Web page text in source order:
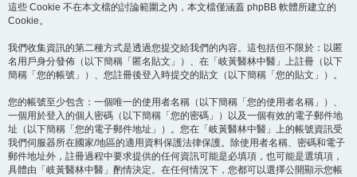
這些 Cookie 不在本文檔的討論範圍之內，本文檔僅涵蓋 phpBB 軟體所建立的
Cookie。
我們收集資訊的第二種方式是透過您提交給我們的內容。這包括但不限於：以匿
名用戶身分發佈（以下簡稱「匿名貼文」）、在「岐黃醫林中醫」上註冊（以下
簡稱「您的帳號」）、您註冊後登入時提交的貼文（以下簡稱「您的貼文」）。
您的帳號至少包含：一個唯一的使用者名稱（以下簡稱「您的使用者名稱」）、
一個用於登入的個人密碼（以下簡稱「您的密碼」）以及一個有效的電子郵件地
址（以下簡稱「您的電子郵件地址」）。您在「岐黃醫林中醫」上的帳號資訊受
我們伺服器所在國家/地區的適用資料保護法律保護。除使用者名稱、密碼和電子
郵件地址外，註冊過程中要求提供的任何資訊可能是必填項，也可能是選填項，
具體由「岐黃醫林中醫」酌情決定。在任何情況下，您都可以選擇公開顯示您帳